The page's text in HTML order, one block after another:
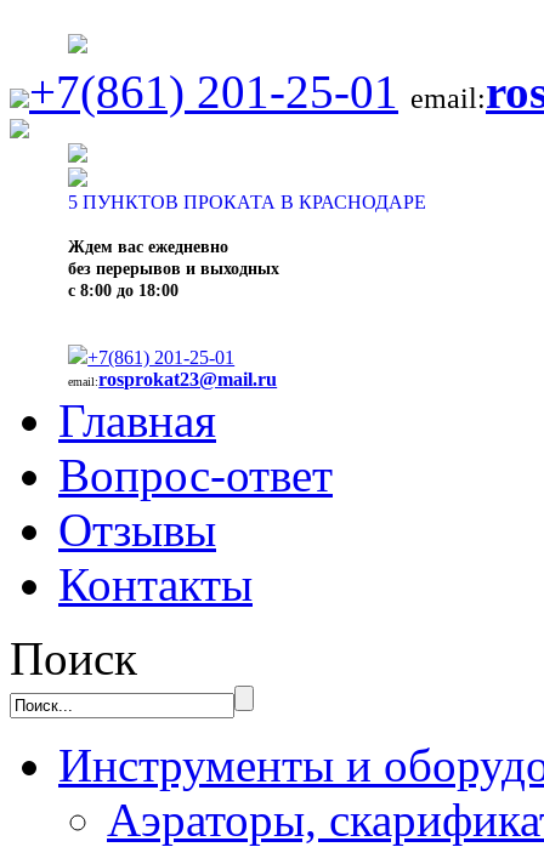
+7(861) 201-25-01 email:
5 ПУНКТОВ ПРОКАТА В КРАСНОДАРЕ
Ждем вас ежедневно
без перерывов и выходных
с 8:00 до 18:00
+7(861) 201-25-01
email:rosprokat23@mail.ru
Главная
Вопрос-ответ
Отзывы
Контакты
Поиск
Инструменты и
Аэраторы,